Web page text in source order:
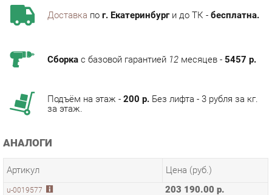
АНАЛОГИ
Артикул
u-0019577 203 190.00 р.
u-0019579 192 190.00 р.
ТЭГИ